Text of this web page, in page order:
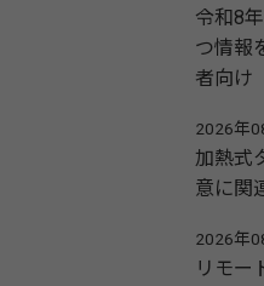
令和8
つ情報
者向け
2026年
加熱式
意に関
2026年
リモー